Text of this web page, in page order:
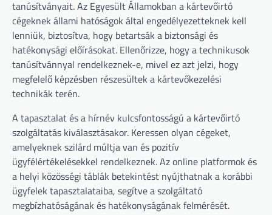
tanúsítványait. Az Egyesült Államokban a kártevőirtó
cégeknek állami hatóságok által engedélyezetteknek kell
lenniük, biztosítva, hogy betartsák a biztonsági és
hatékonysági előírásokat. Ellenőrizze, hogy a technikusok
tanúsítvánnyal rendelkeznek-e, mivel ez azt jelzi, hogy
megfelelő képzésben részesültek a kártevőkezelési
technikák terén.
A tapasztalat és a hírnév kulcsfontosságú a kártevőirtó
szolgáltatás kiválasztásakor. Keressen olyan cégeket,
amelyeknek szilárd múltja van és pozitív
ügyfélértékelésekkel rendelkeznek. Az online platformok és
a helyi közösségi táblák betekintést nyújthatnak a korábbi
ügyfelek tapasztalataiba, segítve a szolgáltató
megbízhatóságának és hatékonyságának felmérését.